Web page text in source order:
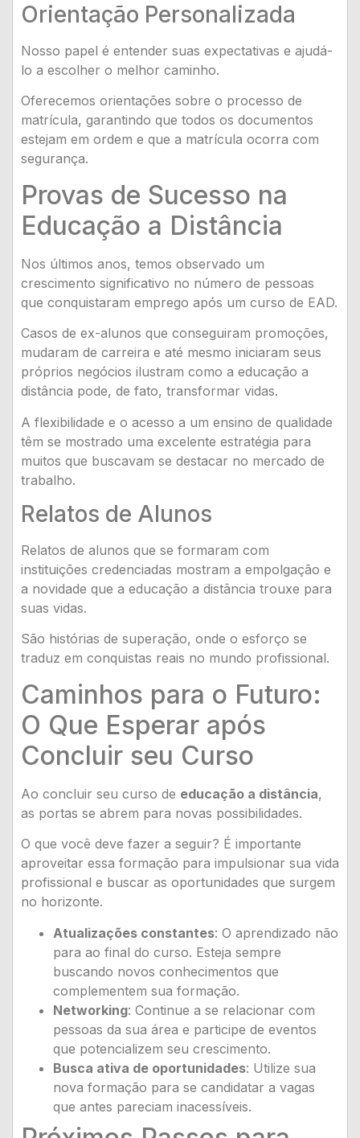
Orientação Personalizada
Nosso papel é entender suas expectativas e ajudá-
lo a escolher o melhor caminho.
Oferecemos orientações sobre o processo de
matrícula, garantindo que todos os documentos
estejam em ordem e que a matrícula ocorra com
segurança.
Provas de Sucesso na
Educação a Distância
Nos últimos anos, temos observado um
crescimento significativo no número de pessoas
que conquistaram emprego após um curso de EAD.
Casos de ex-alunos que conseguiram promoções,
mudaram de carreira e até mesmo iniciaram seus
próprios negócios ilustram como a educação a
distância pode, de fato, transformar vidas.
A flexibilidade e o acesso a um ensino de qualidade
têm se mostrado uma excelente estratégia para
muitos que buscavam se destacar no mercado de
trabalho.
Relatos de Alunos
Relatos de alunos que se formaram com
instituições credenciadas mostram a empolgação e
a novidade que a educação a distância trouxe para
suas vidas.
São histórias de superação, onde o esforço se
traduz em conquistas reais no mundo profissional.
Caminhos para o Futuro:
O Que Esperar após
Concluir seu Curso
Ao concluir seu curso de educação a distância,
as portas se abrem para novas possibilidades.
O que você deve fazer a seguir? É importante
aproveitar essa formação para impulsionar sua vida
profissional e buscar as oportunidades que surgem
no horizonte.
Atualizações constantes: O aprendizado não
para ao final do curso. Esteja sempre
buscando novos conhecimentos que
complementem sua formação.
Networking: Continue a se relacionar com
pessoas da sua área e participe de eventos
que potencializem seu crescimento.
Busca ativa de oportunidades: Utilize sua
nova formação para se candidatar a vagas
que antes pareciam inacessíveis.